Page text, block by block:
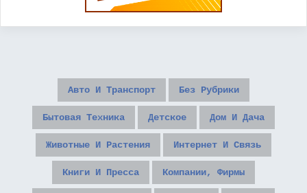
Авто И Транспорт Без Рубрики
Бытовая Техника Детское Дом И Дача
Животные И Растения Интернет И Связь
Книги И Пресса Компании, Фирмы